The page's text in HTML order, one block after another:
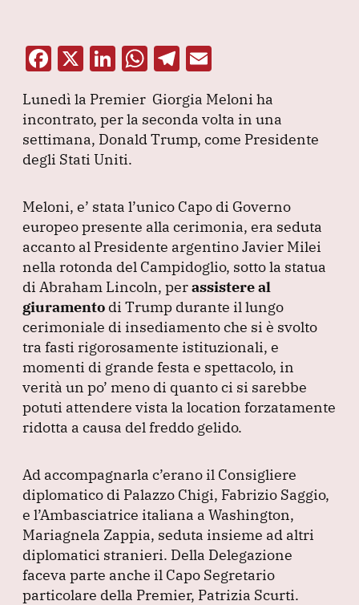
F
c
e
b
o
k
X Li
k
e
dI
W
at
s
p
T
e
gr
ai
l
Lunedì la Premier Giorgia Meloni ha
incontrato, per la seconda volta in una
settimana, Donald Trump, come Presidente
degli Stati Uniti.
Meloni, e’ stata l’unico Capo di Governo
europeo presente alla cerimonia, era seduta
accanto al Presidente argentino Javier Milei
nella rotonda del Campidoglio, sotto la statua
di Abraham Lincoln, perassistere al
giuramento di Trump durante il lungo
cerimoniale di insediamento che si è svolto
tra fasti rigorosamente istituzionali, e
momenti di grande festa e spettacolo, in
verità un po’ meno di quanto ci si sarebbe
potuti attendere vista la location forzatamente
ridotta a causa del freddo gelido.
Ad accompagnarla c’erano il Consigliere
diplomatico di Palazzo Chigi, Fabrizio Saggio,
e l’Ambasciatrice italiana a Washington,
Mariagnela Zappia, seduta insieme ad altri
diplomatici stranieri. Della Delegazione
faceva parte anche il Capo Segretario
particolare della Premier, Patrizia Scurti.